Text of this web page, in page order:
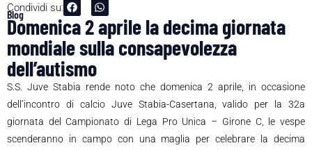
Condividi su:
Blog
Domenica 2 aprile la decima giornata
mondiale sulla consapevolezza
dell’autismo
S.S. Juve Stabia rende noto che domenica 2 aprile, in occasione
dell’incontro di calcio Juve Stabia-Casertana, valido per la 32a
giornata del Campionato di Lega Pro Unica – Girone C, le vespe
scenderanno in campo con una maglia per celebrare la decima